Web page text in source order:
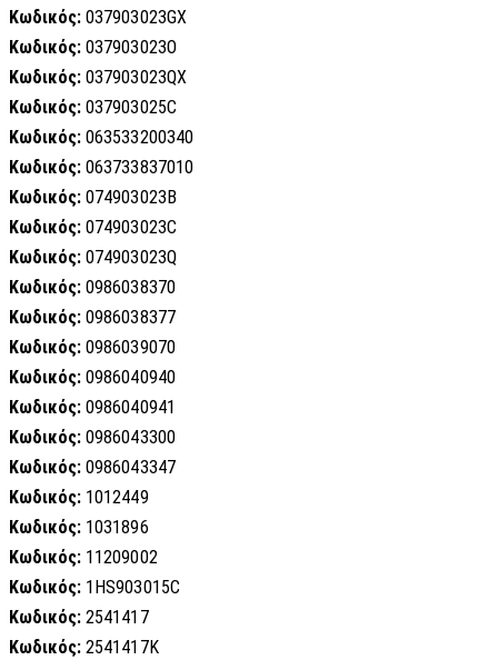
Κωδικός: 037903023GX
Κωδικός: 037903023O
Κωδικός: 037903023QX
Κωδικός: 037903025C
Κωδικός: 063533200340
Κωδικός: 063733837010
Κωδικός: 074903023B
Κωδικός: 074903023C
Κωδικός: 074903023Q
Κωδικός: 0986038370
Κωδικός: 0986038377
Κωδικός: 0986039070
Κωδικός: 0986040940
Κωδικός: 0986040941
Κωδικός: 0986043300
Κωδικός: 0986043347
Κωδικός: 1012449
Κωδικός: 1031896
Κωδικός: 11209002
Κωδικός: 1HS903015C
Κωδικός: 2541417
Κωδικός: 2541417K